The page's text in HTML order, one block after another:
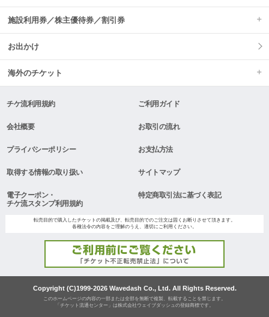
施設利用券／株主優待券／割引券
お出かけ
海外のチケット
チケ流利用規約 ご利用ガイド
会社概要 お取引の流れ
プライバシーポリシー お支払方法
取得する情報の取り扱い サイトマップ
電子クーポン・
チケ流スタンプ利用規約
特定商取引法に基づく表記
転売目的で購入したチケットの掲載及び、転売目的でのご注文は固くお断りさせて頂きます。
各種法令の内容をご理解のうえ、適切にご利用ください。
Copyright (C)1999-2026 Wavedash Co., Ltd. All Rights Reserved.
このホームページの内容の一部または全部を無断で複製、転載することを禁じます。
「チケット流通センター」は株式会社ウェイブダッシュの登録商標です。